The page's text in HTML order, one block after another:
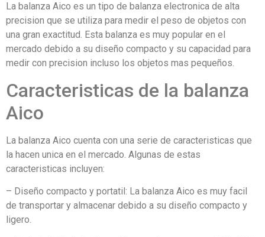
La balanza Aico es un tipo de balanza electronica de alta
precision que se utiliza para medir el peso de objetos con
una gran exactitud. Esta balanza es muy popular en el
mercado debido a su diseño compacto y su capacidad para
medir con precision incluso los objetos mas pequeños.
Caracteristicas de la balanza
Aico
La balanza Aico cuenta con una serie de caracteristicas que
la hacen unica en el mercado. Algunas de estas
caracteristicas incluyen:
– Diseño compacto y portatil: La balanza Aico es muy facil
de transportar y almacenar debido a su diseño compacto y
ligero.